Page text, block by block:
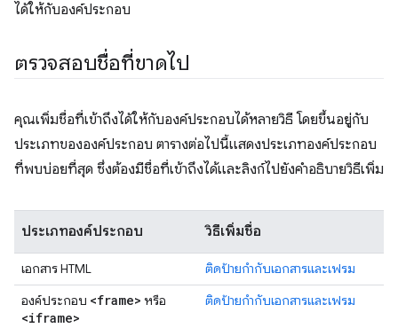
ได้ให้กับองค์ประกอบ
ตรวจสอบชื่อที่ขาดไป
คุณเพิ่มชื่อที่เข้าถึงได้ให้กับองค์ประกอบได้หลายวิธี โดยขึ้นอยู่กับ
ประเภทขององค์ประกอบ ตารางต่อไปนี้แสดงประเภทองค์ประกอบ
ที่พบบ่อยที่สุด ซึ่งต้องมีชื่อที่เข้าถึงได้และลิงก์ไปยังคำอธิบายวิธีเพิ่ม
ประเภทองค์ประกอบ วิธีเพิ่มชื่อ
เอกสาร HTML
ติดป้ายกำกับเอกสารและเฟรม
องค์ประกอบ <frame> หรือ
<iframe>
ติดป้ายกำกับเอกสารและเฟรม